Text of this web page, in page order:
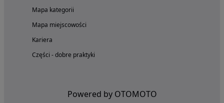
Mapa kategorii
Mapa miejscowości
Kariera
Części - dobre praktyki
Powered by OTOMOTO